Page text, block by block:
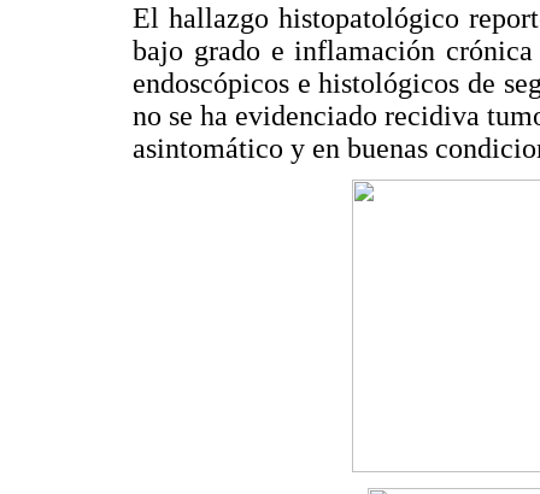
El hallazgo histopatológico
bajo grado e inflamación crónica
endoscópicos e histológicos de
no se ha evidenciado recidiva
asintomático y en buenas